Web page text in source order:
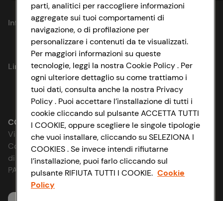
Informazioni
Privacy Policy
Cookie Policy
Impostazioni Cookie
Accessibilità
D&I e Parità di Genere
Strategia Fiscale
Link utili
Lavora con noi
Le cooperative
News & Approfondimenti
Richiami prodotto
Whistleblowing
CONAD SOCIETÀ COOPERATIVA
Via Michelino, 59 | 40127 BOLOGNA
Codice Fiscale e Registro Imprese
di Bologna 00865960157
PARTITA IVA 03320960374
parti, analitici per raccogliere informazioni
aggregate sui tuoi comportamenti di
navigazione, o di profilazione per
personalizzare i contenuti da te visualizzati.
Per maggiori informazioni su queste
tecnologie, leggi la nostra Cookie Policy . Per
ogni ulteriore dettaglio su come trattiamo i
tuoi dati, consulta anche la nostra Privacy
Policy . Puoi accettare l’installazione di tutti i
cookie cliccando sul pulsante ACCETTA TUTTI
I COOKIE, oppure scegliere le singole tipologie
che vuoi installare, cliccando su SELEZIONA I
COOKIES . Se invece intendi rifiutarne
l’installazione, puoi farlo cliccando sul
pulsante RIFIUTA TUTTI I COOKIE. Cookie
Policy